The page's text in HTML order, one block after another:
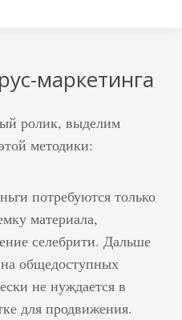
контент интересный
аудитории, и при этом
зарабатывать сотни
спрашивают себя
десятки мужчин,
женщин и детей по
всей стране. Если два
года назад раскрутить
собственный аккаунт,
маркетинга
ролик, выделим
методики:
потребуются только
материала,
селебрити. Дальше
общедоступных
не нуждается в
для продвижения.